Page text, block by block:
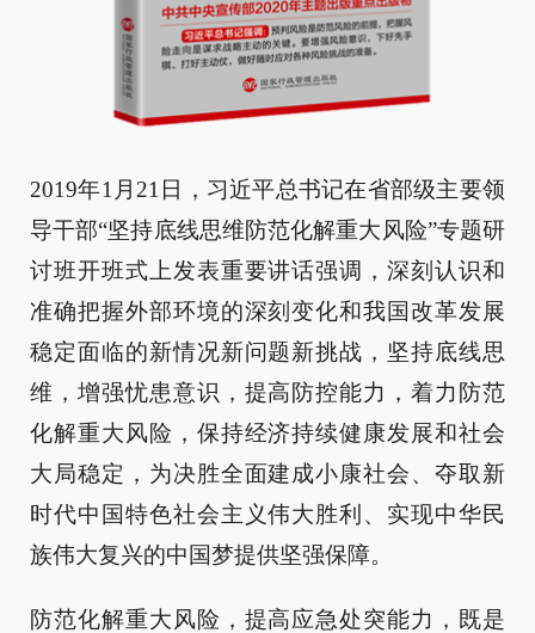
2019年1月21日，习近平总书记在省部级主要领
导干部“坚持底线思维防范化解重大风险”专题研
讨班开班式上发表重要讲话强调，深刻认识和
准确把握外部环境的深刻变化和我国改革发展
稳定面临的新情况新问题新挑战，坚持底线思
维，增强忧患意识，提高防控能力，着力防范
化解重大风险，保持经济持续健康发展和社会
大局稳定，为决胜全面建成小康社会、夺取新
时代中国特色社会主义伟大胜利、实现中华民
族伟大复兴的中国梦提供坚强保障。
防范化解重大风险，提高应急处突能力，既是